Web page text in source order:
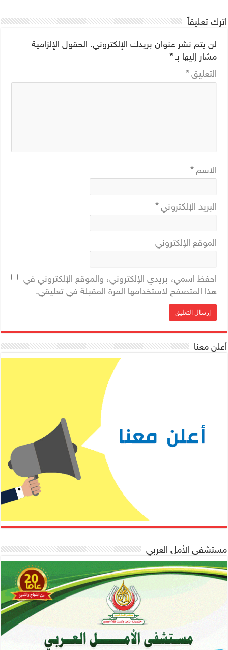
اترك تعليقاً
لن يتم نشر عنوان بريدك الإلكتروني. الحقول الإلزامية
مشار إليها بـ*
التعليق*
الاسم*
البريد الإلكتروني*
الموقع الإلكتروني
احفظ اسمي، بريدي الإلكتروني، والموقع الإلكتروني في
هذا المتصفح لاستخدامها المرة المقبلة في تعليقي.
أعلن معنا
مستشفى الأمل العربي